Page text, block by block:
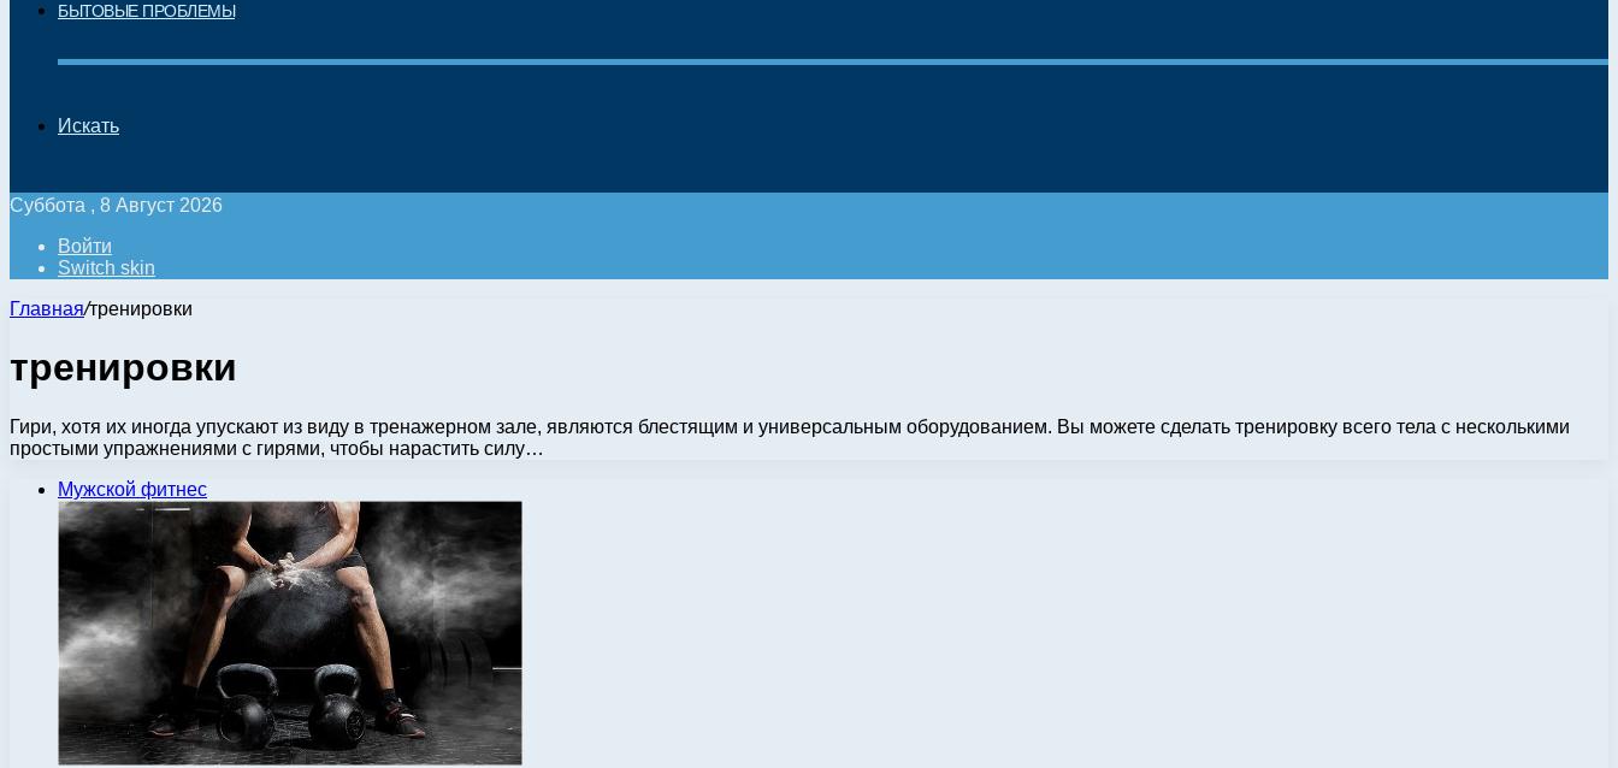
БЫТОВЫЕ ПРОБЛЕМЫ
Искать
Суббота , 8 Август 2026
Войти
Switch skin
Главная/тренировки
тренировки
Гири, хотя их иногда упускают из виду в тренажерном зале, являются блестящим и универсальным оборудованием. Вы можете сделать тренировку всего тела с несколькими
простыми упражнениями с гирями, чтобы нарастить силу…
Мужской фитнес